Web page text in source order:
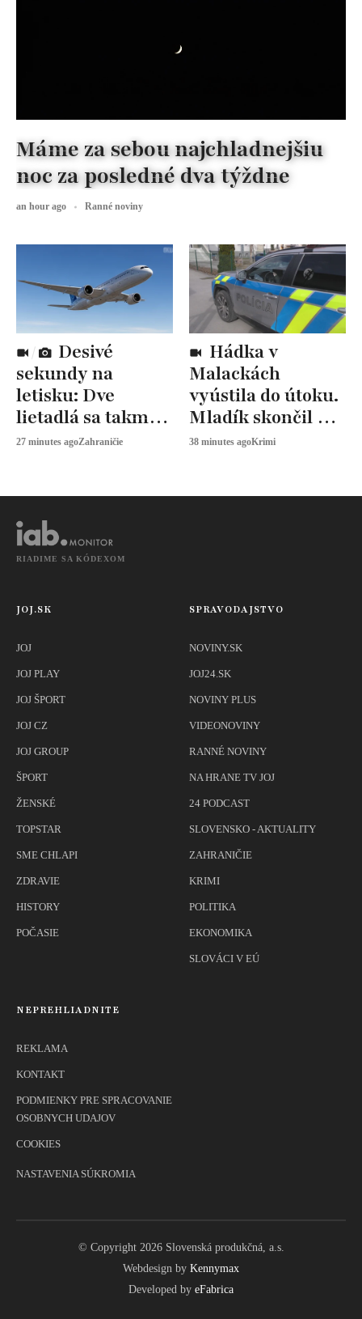
sekundy na
letisku: Dve
lietadlá sa takmer
zrazili
27 minutes agoZahraničie
Malackách
vyústila do útoku.
Mladík skončil v
nemocnici
38 minutes agoKrimi
Máme za sebou najchladnejšiu
noc za posledné dva týždne
an hour ago Ranné noviny
RIADIME SA KÓDEXOM
JOJ.SK
JOJ
JOJ PLAY
JOJ ŠPORT
JOJ CZ
JOJ GROUP
ŠPORT
ŽENSKÉ
TOPSTAR
SME CHLAPI
ZDRAVIE
HISTORY
POČASIE
SPRAVODAJSTVO
NOVINY.SK
JOJ24.SK
NOVINY PLUS
VIDEONOVINY
RANNÉ NOVINY
NA HRANE TV JOJ
24 PODCAST
SLOVENSKO - AKTUALITY
ZAHRANIČIE
KRIMI
POLITIKA
EKONOMIKA
SLOVÁCI V EÚ
NEPREHLIADNITE
REKLAMA
KONTAKT
PODMIENKY PRE SPRACOVANIE
OSOBNYCH UDAJOV
COOKIES
NASTAVENIA SÚKROMIA
© Copyright 2026 Slovenská produkčná, a.s.
Webdesign by Kennymax
Developed by eFabrica